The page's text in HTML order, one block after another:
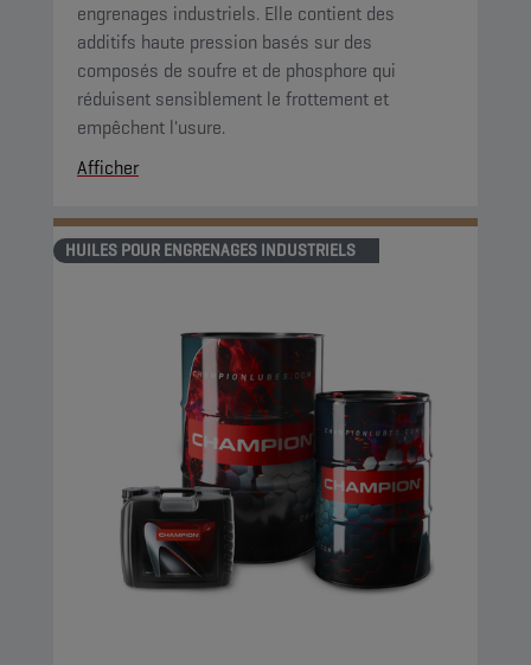
engrenages industriels. Elle contient des
additifs haute pression basés sur des
composés de soufre et de phosphore qui
réduisent sensiblement le frottement et
empêchent l'usure.
Afficher
HUILES POUR ENGRENAGES INDUSTRIELS